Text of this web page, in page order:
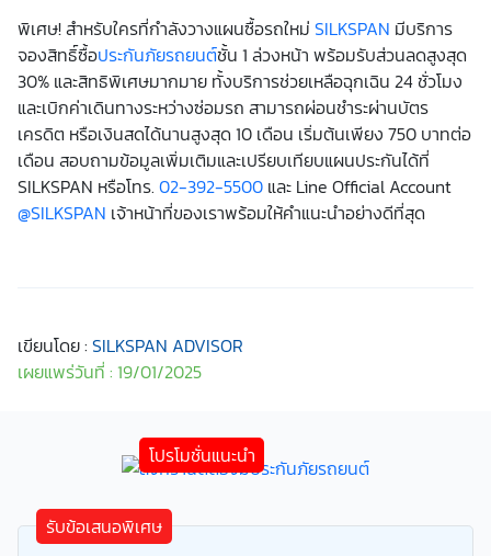
พิเศษ! สำหรับใครที่กำลังวางแผนซื้อรถใหม่ SILKSPAN มีบริการ
จองสิทธิ์ซื้อประกันภัยรถยนต์ชั้น 1 ล่วงหน้า พร้อมรับส่วนลดสูงสุด
30% และสิทธิพิเศษมากมาย ทั้งบริการช่วยเหลือฉุกเฉิน 24 ชั่วโมง
และเบิกค่าเดินทางระหว่างซ่อมรถ สามารถผ่อนชำระผ่านบัตร
เครดิต หรือเงินสดได้นานสูงสุด 10 เดือน เริ่มต้นเพียง 750 บาทต่อ
เดือน สอบถามข้อมูลเพิ่มเติมและเปรียบเทียบแผนประกันได้ที่
SILKSPAN หรือโทร. 02-392-5500 และ Line Official Account
@SILKSPAN เจ้าหน้าที่ของเราพร้อมให้คำแนะนำอย่างดีที่สุด
เขียนโดย : SILKSPAN ADVISOR
เผยแพร่วันที่ : 19/01/2025
รับข้อเสนอพิเศษ